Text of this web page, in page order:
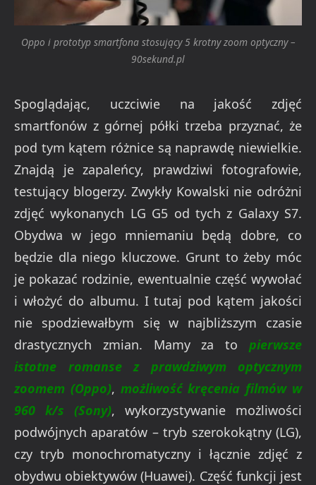
Oppo i prototyp smartfona stosujący 5 krotny zoom optyczny –
90sekund.pl
Spoglądając, uczciwie na jakość zdjęć
smartfonów z górnej półki trzeba przyznać, że
pod tym kątem różnice są naprawdę niewielkie.
Znajdą je zapaleńcy, prawdziwi fotografowie,
testujący blogerzy. Zwykły Kowalski nie odróżni
zdjęć wykonanych LG G5 od tych z Galaxy S7.
Obydwa w jego mniemaniu będą dobre, co
będzie dla niego kluczowe. Grunt to żeby móc
je pokazać rodzinie, ewentualnie część wywołać
i włożyć do albumu. I tutaj pod kątem jakości
nie spodziewałbym się w najbliższym czasie
drastycznych zmian. Mamy za to pierwsze
istotne romanse z prawdziwym optycznym
zoomem (Oppo), możliwość kręcenia filmów w
960 k/s (Sony), wykorzystywanie możliwości
podwójnych aparatów – tryb szerokokątny (LG),
czy tryb monochromatyczny i łącznie zdjęć z
obydwu obiektywów (Huawei). Część funkcji jest